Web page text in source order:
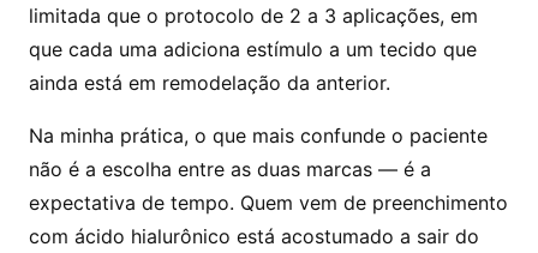
limitada que o protocolo de 2 a 3 aplicações, em
que cada uma adiciona estímulo a um tecido que
ainda está em remodelação da anterior.
Na minha prática, o que mais confunde o paciente
não é a escolha entre as duas marcas — é a
expectativa de tempo. Quem vem de preenchimento
com ácido hialurônico está acostumado a sair do